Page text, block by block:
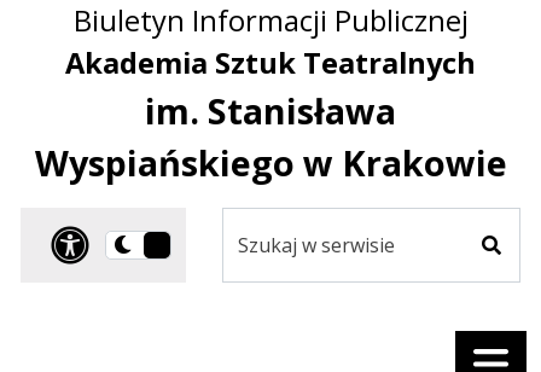
Biuletyn Informacji Publicznej
Akademia Sztuk Teatralnych
im. Stanisława
Wyspiańskiego w Krakowie
Panel dostosowania
Przełącz
serwisie
Menu